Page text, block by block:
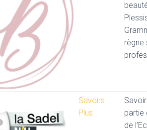
règne
Savoirs
Plus
partie
de